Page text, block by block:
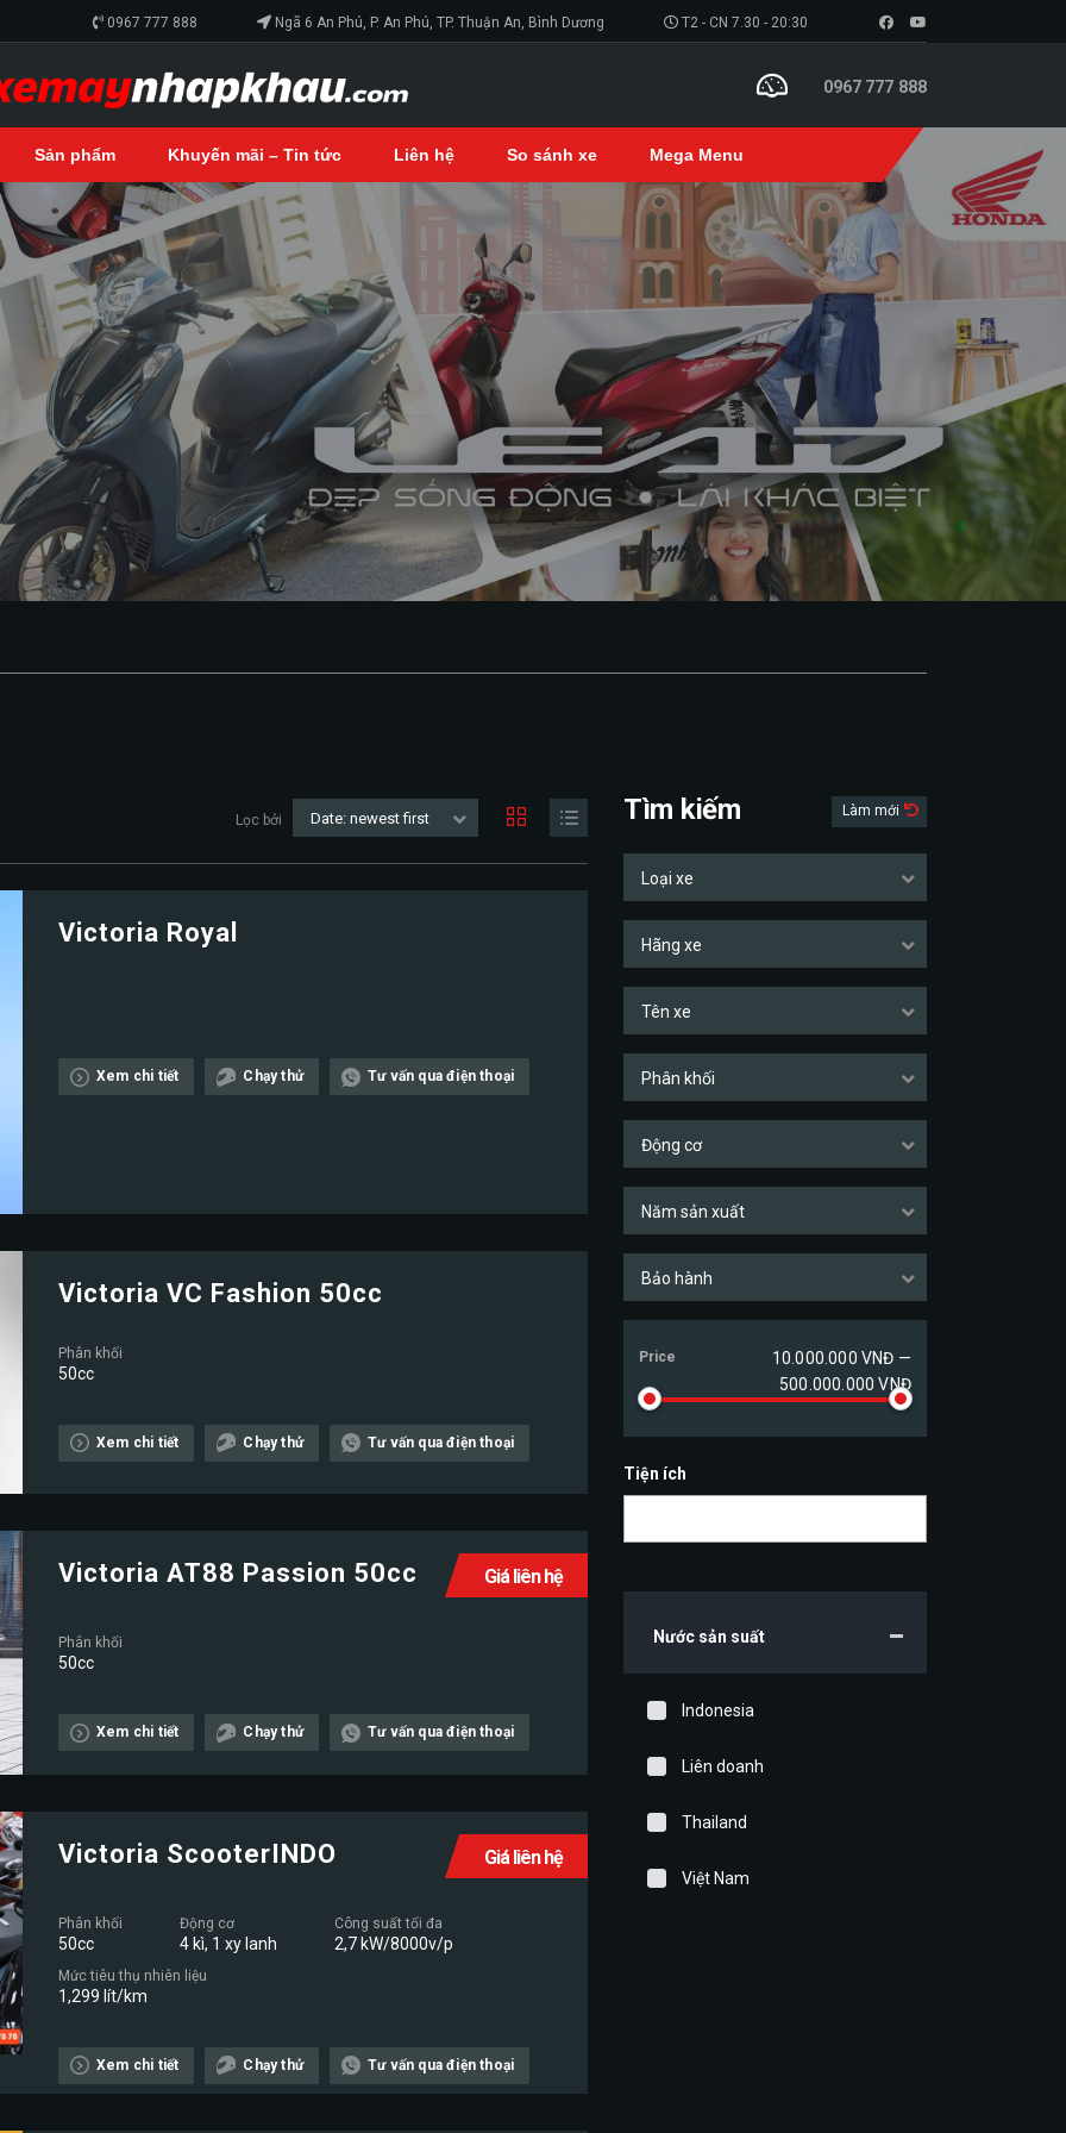
T2 - CN 7.30 - 20:30
Ngã 6 An Phú, P. An Phú, TP. Thuận An, Bình Dương
0967 777 888
0967 777 888
Sản phẩm Khuyến mãi – Tin tức Liên hệ So sánh xe Mega Menu
Tìm kiếm Làm mới
Loại xe
Hãng xe
Tên xe
Phân khối
Động cơ
Năm sản xuất
Bảo hành
Price
10.000.000 VNĐ —
500.000.000 VNĐ
Tiện ích
Nước sản suất
Indonesia
Liên doanh
Thailand
Việt Nam
Lọc bởi Date: newest first
Victoria Royal
Xem chi tiết Chạy thử Tư vấn qua điện thoại
Victoria VC Fashion 50cc
Phân khối
50cc
Xem chi tiết Chạy thử Tư vấn qua điện thoại
Giá liên hệ
Victoria AT88 Passion 50cc
Phân khối
50cc
Xem chi tiết Chạy thử Tư vấn qua điện thoại
Giá liên hệ
Victoria ScooterINDO
Phân khối
50cc
Động cơ
4 kì, 1 xy lanh
Công suất tối đa
2,7 kW/8000v/p
Mức tiêu thụ nhiên liệu
1,299 lít/km
Xem chi tiết Chạy thử Tư vấn qua điện thoại